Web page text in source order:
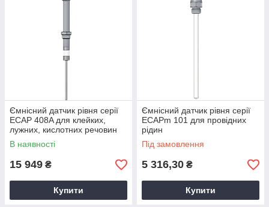
Ємнісний датчик рівня серії
ECAP 408A для клейких,
лужних, кислотних речовин
В наявності
15 949 ₴
Купити
Ємнісний датчик рівня серії
ECAPm 101 для провідних
рідин
Під замовлення
5 316,30 ₴
Купити